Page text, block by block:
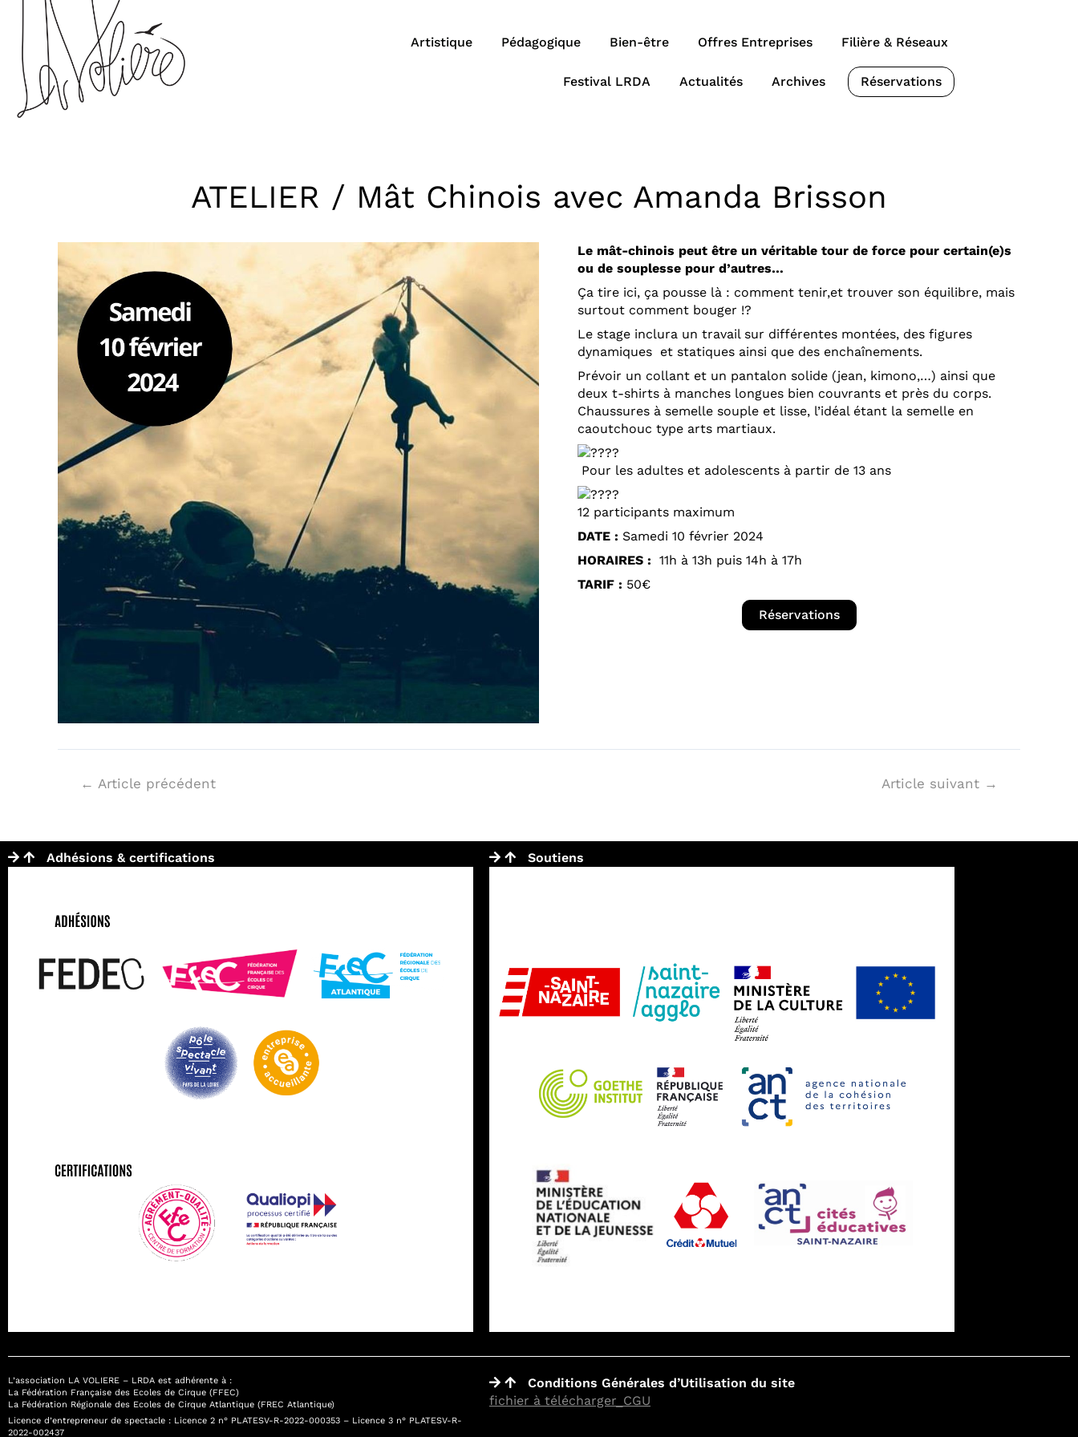
Artistique Pédagogique Bien-être Offres Entreprises Filière & Réseaux
Festival LRDA Actualités Archives Réservations
ATELIER / Mât Chinois avec Amanda Brisson
Le mât-chinois peut être un véritable tour de force pour certain(e)s
ou de souplesse pour d’autres…
Ça tire ici, ça pousse là : comment tenir,et trouver son équilibre, mais
surtout comment bouger !?
Le stage inclura un travail sur différentes montées, des figures
dynamiques et statiques ainsi que des enchaînements.
Prévoir un collant et un pantalon solide (jean, kimono,…) ainsi que
deux t-shirts à manches longues bien couvrants et près du corps.
Chaussures à semelle souple et lisse, l’idéal étant la semelle en
caoutchouc type arts martiaux.
Pour les adultes et adolescents à partir de 13 ans
12 participants maximum
DATE : Samedi 10 février 2024
HORAIRES : 11h à 13h puis 14h à 17h
TARIF : 50€
Réservations
← Article précédent Article suivant →
Adhésions & certifications Soutiens
L’association LA VOLIERE – LRDA est adhérente à :
La Fédération Française des Ecoles de Cirque (FFEC)
La Fédération Régionale des Ecoles de Cirque Atlantique (FREC Atlantique)
Licence d’entrepreneur de spectacle : Licence 2 n° PLATESV-R-2022-000353 – Licence 3 n° PLATESV-R-
2022-002437
Conditions Générales d’Utilisation du site
fichier à télécharger_CGU